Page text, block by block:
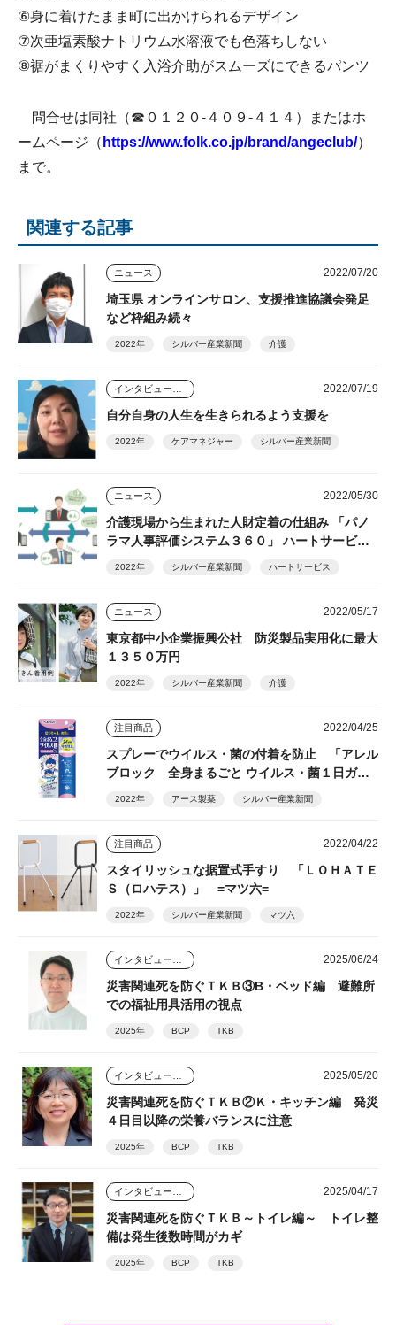
⑥身に着けたまま町に出かけられるデザイン
⑦次亜塩素酸ナトリウム水溶液でも色落ちしない
⑧裾がまくりやすく入浴介助がスムーズにできるパンツ
問合せは同社（☎０１２０-４０９-４１４）またはホ
ームページ（ https://www.folk.co.jp/brand/angeclub/）
まで。
関連する記事
ニュース 2022/07/20
埼玉県 オンラインサロン、支援推進協議会発足
など枠組み続々
2022年 シルバー産業新聞 介護
2022/07/19
自分自身の人生を生きられるよう支援を
2022年 ケアマネジャー シルバー産業新聞
ニュース 2022/05/30
介護現場から生まれた人財定着の仕組み 「パノ
ラマ人事評価システム３６０」 ハートサービ
2022年 シルバー産業新聞 ハートサービス
ニュース 2022/05/17
東京都中小企業振興公社 防災製品実用化に最大
１３５０万円
2022年 シルバー産業新聞 介護
注目商品 2022/04/25
スプレーでウイルス・菌の付着を防止 「アレル
ブロック 全身まるごと ウイルス・菌１日ガー
ド」 ＝アース製薬＝
2022年 アース製薬 シルバー産業新聞
注目商品 2022/04/22
スタイリッシュな据置式手すり 「ＬＯＨＡＴＥ
Ｓ（ロハテス）」 =マツ六=
2022年 シルバー産業新聞 マツ六
2025/06/24
災害関連死を防ぐＴＫＢ③B・ベッド編 避難所
での福祉用具活用の視点
2025年 BCP TKB
2025/05/20
災害関連死を防ぐＴＫＢ②Ｋ・キッチン編 発災
４日目以降の栄養バランスに注意
2025年 BCP TKB
2025/04/17
災害関連死を防ぐＴＫＢ～トイレ編～ トイレ整
備は発生後数時間がカギ
2025年 BCP TKB